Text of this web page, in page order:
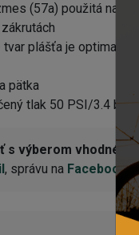
(57a) použitá na
tvar plášťa je
pätka
tlak 50 PSI/3.4 baru
výberom vhodného
, správu na Facebooku